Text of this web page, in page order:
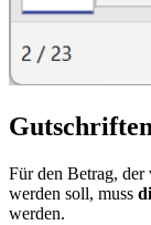
Für den Betrag, der
werden soll, muss
werden.